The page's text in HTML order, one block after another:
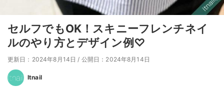
セルフでもOK！スキニーフレンチネイ
ルのやり方とデザイン例♡
更新日：2024年8月14日 / 公開日：2024年8月14日
Itnail